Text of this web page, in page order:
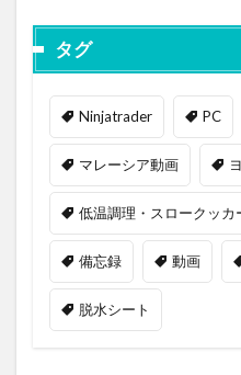
タグ
Ninjatrader PC
マレーシア動画
低温調理・スロークッカ
備忘録 動画
脱水シート